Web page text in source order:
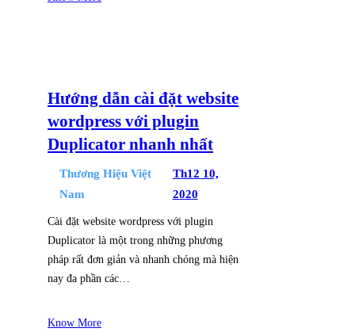
Hướng dẫn cài đặt website
wordpress với plugin
Duplicator nhanh nhất
Thương Hiệu Việt
Nam
Th12 10,
2020
Cài đặt website wordpress với plugin
Duplicator là một trong những phương
pháp rất đơn giản và nhanh chóng mà hiện
nay đa phần các…
Know More